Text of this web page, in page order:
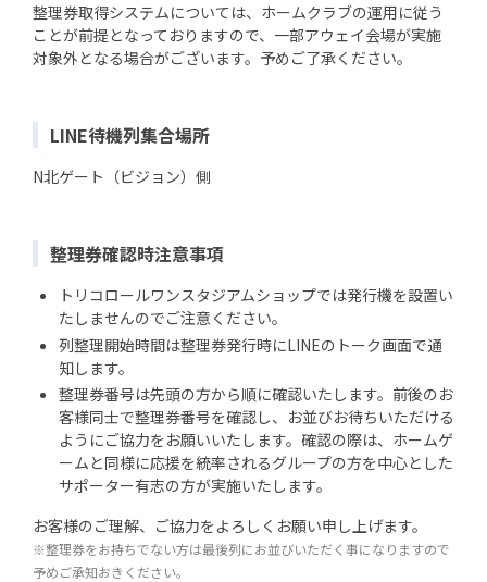
整理券取得システムについては、ホームクラブの運用に従う
ことが前提となっておりますので、一部アウェイ会場が実施
対象外となる場合がございます。予めご了承ください。
LINE待機列集合場所
N北ゲート（ビジョン）側
整理券確認時注意事項
トリコロールワンスタジアムショップでは発行機を設置い
たしませんのでご注意ください。
列整理開始時間は整理券発行時にLINEのトーク画面で通
知します。
整理券番号は先頭の方から順に確認いたします。前後のお
客様同士で整理券番号を確認し、お並びお待ちいただける
ようにご協力をお願いいたします。確認の際は、ホームゲ
ームと同様に応援を統率されるグループの方を中心とした
サポーター有志の方が実施いたします。
お客様のご理解、ご協力をよろしくお願い申し上げます。
※整理券をお持ちでない方は最後列にお並びいただく事になりますので
予めご承知おきください。